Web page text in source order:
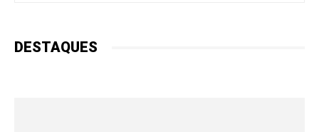
DESTAQUES